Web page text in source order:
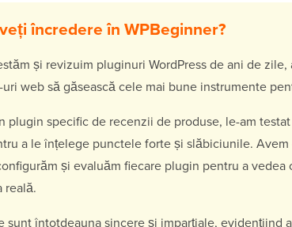
încredere în WPBeginner?
și revizuim pluginuri WordPress de ani de
web să găsească cele mai bune instrumente
plugin specific de recenzii de produse, le-am
a le înțelege punctele forte și slăbiciunile. Avem
și evaluăm fiecare plugin pentru a vedea
reală.
sunt întotdeauna sincere și imparțiale, evidențiind